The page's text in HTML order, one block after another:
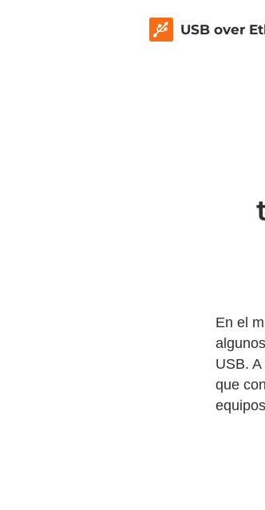
USB over
En el
USB.
que